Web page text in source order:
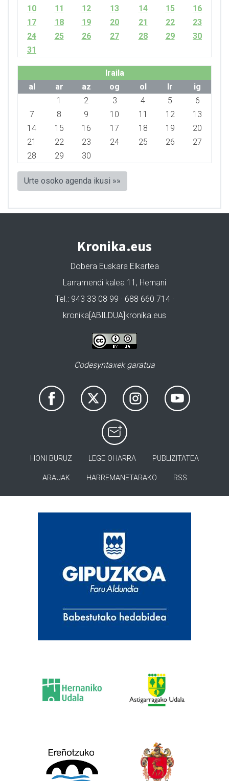
10
11 12 13 14 15
16
17
18 19 20 21 22
23
24
25 26 27 28 29
30
31
Iraila
al
ar az og ol lr
ig
1
2 3 4 5
6
7
8 9 10 11 12
13
14
15 16 17 18 19
20
21
22 23 24 25 26
27
28
29 30
Urte osoko agenda ikusi »»
Kronika.eus
Dobera Euskara Elkartea
Larramendi kalea 11, Hernani
Tel.: 943 33 08 99 · 688 660 714 ·
kronika[ABILDUA]kronika.eus
Codesyntaxek garatua
HONI BURUZ LEGE OHARRA PUBLIZITATEA
ARAUAK HARREMANETARAKO RSS